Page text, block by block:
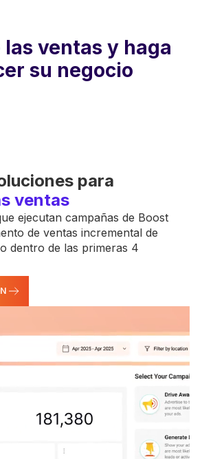
las ventas y haga
su negocio
para
ventas
ejecutan campañas de Boost
de ventas incremental de
dentro de las primeras 4